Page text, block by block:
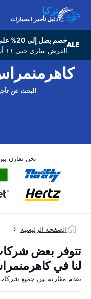
تركيا
دليل تأجير السيارات
خصم يصل إلى 20% على تأجير السيارات في جميع أنحاء العالم
العرض ساري حتى ١١ أغسطس ٢٠٢٦ - استفد منه اليوم!
البحث عن
نحن نقارن
الصفحة الرئيسية
تتوفر بعض شركات
لنا في
نقدم مقارنة بين جميع